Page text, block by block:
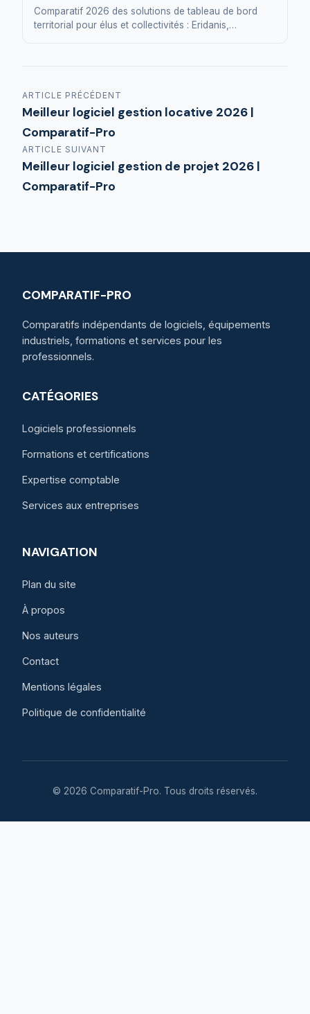
Comparatif 2026 des solutions de tableau de bord
territorial pour élus et collectivités : Eridanis,
ARTICLE PRÉCÉDENT
Meilleur logiciel gestion locative 2026 |
Comparatif-Pro
ARTICLE SUIVANT
Meilleur logiciel gestion de projet 2026 |
Comparatif-Pro
COMPARATIF-PRO
Comparatifs indépendants de logiciels, équipements
industriels, formations et services pour les
professionnels.
CATÉGORIES
Logiciels professionnels
Formations et certifications
Expertise comptable
Services aux entreprises
NAVIGATION
Plan du site
À propos
Nos auteurs
Contact
Mentions légales
Politique de confidentialité
© 2026 Comparatif-Pro. Tous droits réservés.